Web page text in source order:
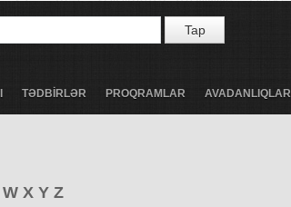
Tap
TƏDBİRLƏR PROQRAMLAR AVADANLIQLAR
W X Y Z